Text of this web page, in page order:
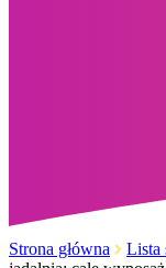
Strona główna Lista